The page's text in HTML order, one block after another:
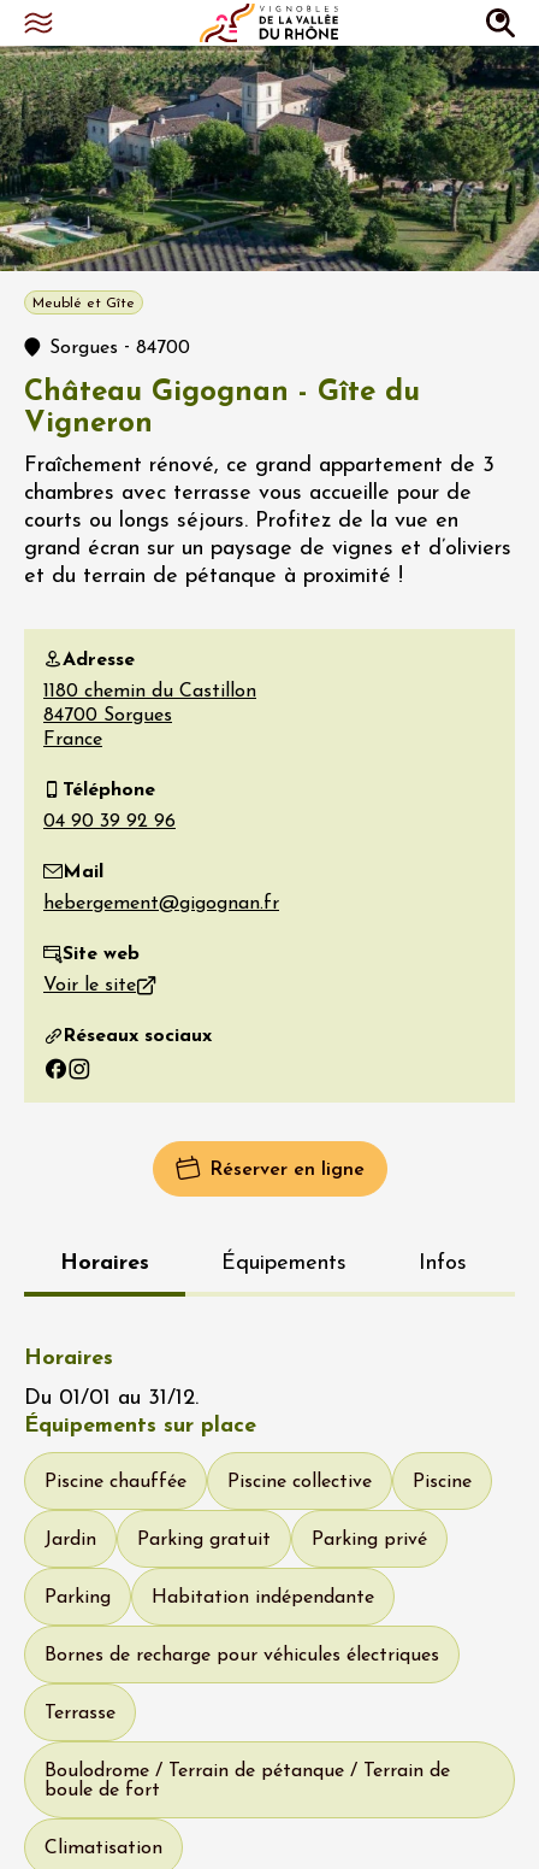
Meublé et Gîte
Sorgues - 84700
Château Gigognan - Gîte du
Vigneron
Fraîchement rénové, ce grand appartement de 3
chambres avec terrasse vous accueille pour de
courts ou longs séjours. Profitez de la vue en
grand écran sur un paysage de vignes et d’oliviers
et du terrain de pétanque à proximité !
Adresse
1180 chemin du Castillon
84700 Sorgues
France
Téléphone
Mail
Site web
Voir le site
Réseaux sociaux
Facebook
Instagram
Réserver en ligne
Horaires Équipements Infos
Horaires
Du 01/01 au 31/12.
Équipements sur place
Piscine chauffée Piscine collective Piscine
Jardin Parking gratuit Parking privé
Parking Habitation indépendante
Bornes de recharge pour véhicules électriques
Terrasse
Boulodrome / Terrain de pétanque / Terrain de
boule de fort
Climatisation